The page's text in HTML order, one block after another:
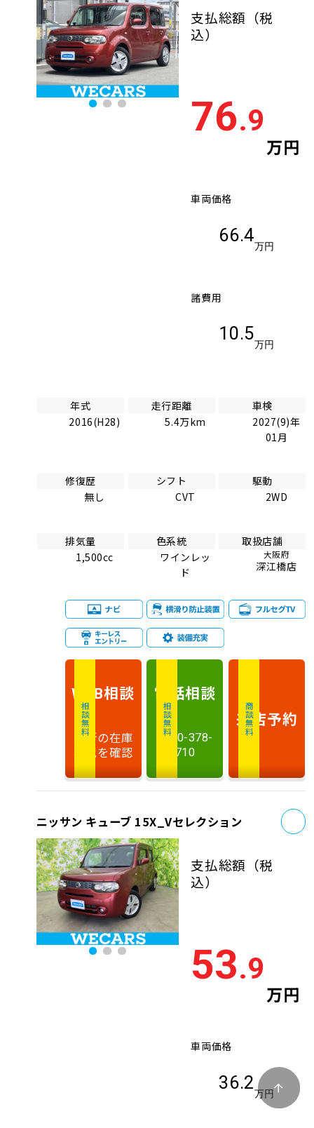
支払総額 （税
込）
76.9
万円
車両価格
66.4
万円
諸費用
10.5
万円
年式
2016(H28)
走行距離
5.4万km
車検
2027(9)年
01月
修復歴
無し
シフト
CVT
駆動
2WD
排気量
1,500cc
色系統
ワインレッ
ド
取扱店舗
大阪府
深江橋店
相談無料
WEB相談
最新の在庫
状況を確認
相談無料
電話相談
0120-378-
710
商談無料
来店予約
ニッサン キューブ 15X_Vセレクション
支払総額 （税
込）
53.9
万円
車両価格
36.2
万円